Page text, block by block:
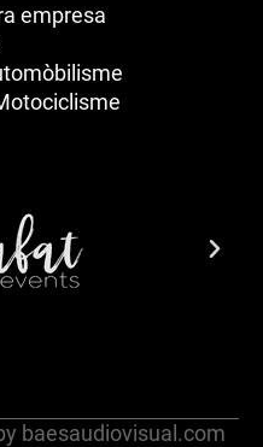
empresa
baesaudiovisual.com